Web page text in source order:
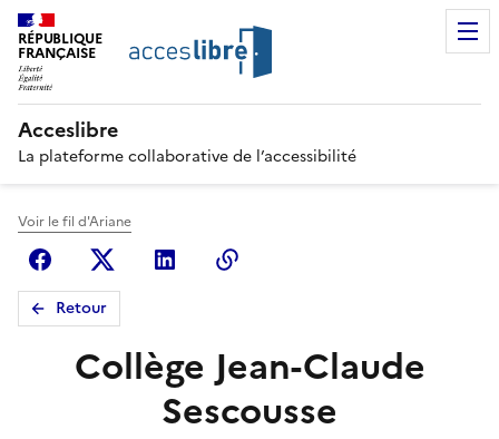
RÉPUBLIQUE
FRANÇAISE
Acceslibre
La plateforme collaborative de l’accessibilité
Voir le fil d'Ariane
FacebookX (anciennement Twitter)
Linkedin
Retour
Collège Jean-Claude
Sescousse